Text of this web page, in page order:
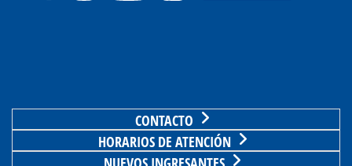
CONTACTO
HORARIOS DE ATENCIÓN